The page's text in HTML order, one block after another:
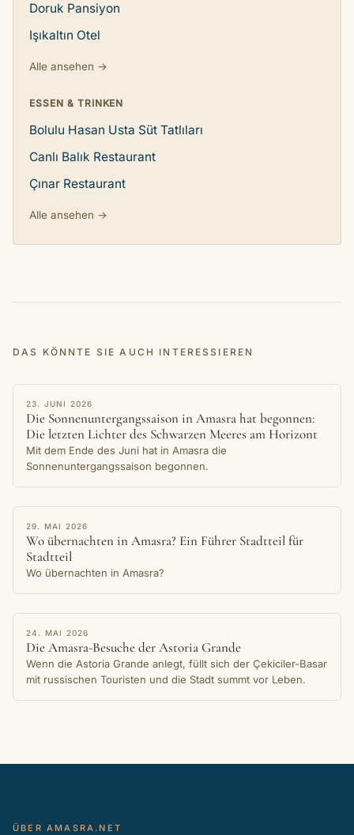
Doruk Pansiyon
Işıkaltın Otel
Alle ansehen →
ESSEN & TRINKEN
Bolulu Hasan Usta Süt Tatlıları
Canlı Balık Restaurant
Çınar Restaurant
Alle ansehen →
DAS KÖNNTE SIE AUCH INTERESSIEREN
REISEFÜHRER
23. JUNI 2026
Die Sonnenuntergangssaison in Amasra hat begonnen:
Die letzten Lichter des Schwarzen Meeres am Horizont
Mit dem Ende des Juni hat in Amasra die
Sonnenuntergangssaison begonnen.
REISEFÜHRER
29. MAI 2026
Wo übernachten in Amasra? Ein Führer Stadtteil für
Stadtteil
Wo übernachten in Amasra?
NACHRICHTEN
24. MAI 2026
Die Amasra-Besuche der Astoria Grande
Wenn die Astoria Grande anlegt, füllt sich der Çekiciler-Basar
mit russischen Touristen und die Stadt summt vor Leben.
ÜBER AMASRA.NET